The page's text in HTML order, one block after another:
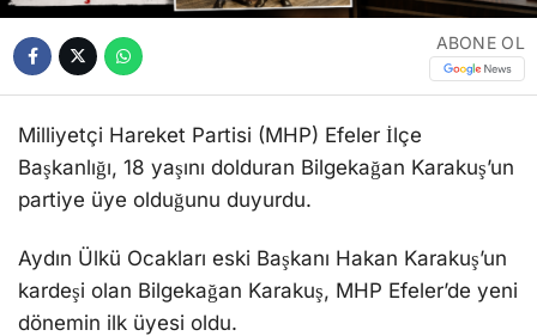
ABONE OL
Milliyetçi Hareket Partisi (MHP) Efeler İlçe
Başkanlığı, 18 yaşını dolduran Bilgekağan Karakuş’un
partiye üye olduğunu duyurdu.
Aydın Ülkü Ocakları eski Başkanı Hakan Karakuş’un
kardeşi olan Bilgekağan Karakuş, MHP Efeler’de yeni
dönemin ilk üyesi oldu.